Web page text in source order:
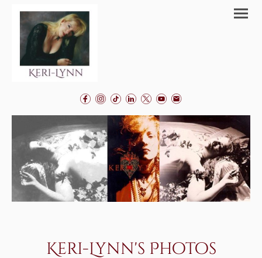
Keri-Lynn's Photos